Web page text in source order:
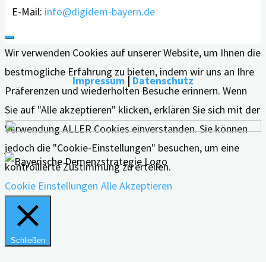
E-Mail: info@digidem-bayern.de
Impressum | Datenschutz
Wir verwenden Cookies auf unserer Website, um Ihnen die
bestmögliche Erfahrung zu bieten, indem wir uns an Ihre
Präferenzen und wiederholten Besuche erinnern. Wenn
Sie auf "Alle akzeptieren" klicken, erklären Sie sich mit der
Verwendung ALLER Cookies einverstanden. Sie können
jedoch die "Cookie-Einstellungen" besuchen, um eine
kontrollierte Zustimmung zu erteilen.
Cookie Einstellungen Alle Akzeptieren
Schließen